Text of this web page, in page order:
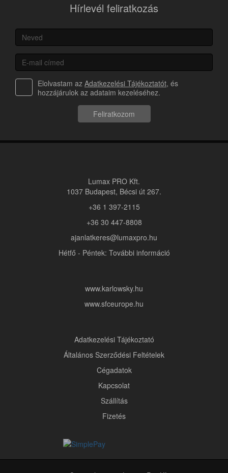
Hírlevél feliratkozás
Elolvastam az Adatkezelési Tájékoztatót, és
hozzájárulok az adataim kezeléséhez.
Feliratkozom
Lumax PRO Kft.
1037 Budapest, Bécsi út 267.
+36 1 397-2115
+36 30 447-8808
ajanlatkeres@lumaxpro.hu
Hétfő - Péntek: További információ
www.karlowsky.hu
www.sfceurope.hu
Adatkezelési Tájékoztató
Általános Szerződési Feltételek
Cégadatok
Kapcsolat
Szállítás
Fizetés